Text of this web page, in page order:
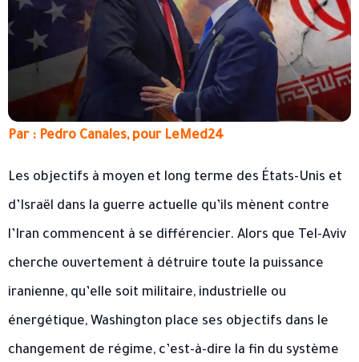
Par : Pedro Canales, pour LeMed24
Les objectifs à moyen et long terme des États-Unis et
d’Israël dans la guerre actuelle qu’ils mènent contre
l’Iran commencent à se différencier. Alors que Tel-Aviv
cherche ouvertement à détruire toute la puissance
iranienne, qu’elle soit militaire, industrielle ou
énergétique, Washington place ses objectifs dans le
changement de régime, c’est-à-dire la fin du système